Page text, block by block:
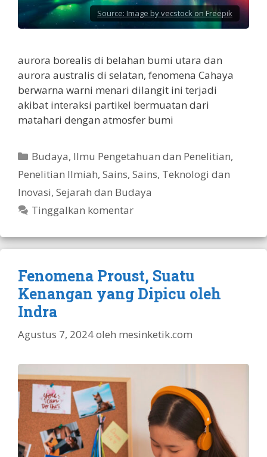
Source: Image by vecstock on Freepik
aurora borealis di belahan bumi utara dan
aurora australis di selatan, fenomena Cahaya
berwarna warni menari dilangit ini terjadi
akibat interaksi partikel bermuatan dari
matahari dengan atmosfer bumi
Kategori
Budaya, Ilmu Pengetahuan dan Penelitian,
Penelitian Ilmiah, Sains, Sains, Teknologi dan
Inovasi, Sejarah dan Budaya
Tinggalkan komentar
Fenomena Proust, Suatu
Kenangan yang Dipicu oleh
Indra
Agustus 7, 2024oleh mesinketik.com